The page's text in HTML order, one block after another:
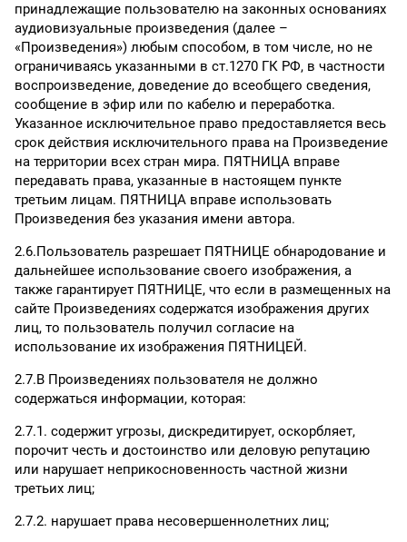
принадлежащие пользователю на законных основаниях
аудиовизуальные произведения (далее –
«Произведения») любым способом, в том числе, но не
ограничиваясь указанными в ст.1270 ГК РФ, в частности
воспроизведение, доведение до всеобщего сведения,
сообщение в эфир или по кабелю и переработка.
Указанное исключительное право предоставляется весь
срок действия исключительного права на Произведение
на территории всех стран мира. ПЯТНИЦА вправе
передавать права, указанные в настоящем пункте
третьим лицам. ПЯТНИЦА вправе использовать
Произведения без указания имени автора.
2.6.Пользователь разрешает ПЯТНИЦЕ обнародование и
дальнейшее использование своего изображения, а
также гарантирует ПЯТНИЦЕ, что если в размещенных на
сайте Произведениях содержатся изображения других
лиц, то пользователь получил согласие на
использование их изображения ПЯТНИЦЕЙ.
2.7.В Произведениях пользователя не должно
содержаться информации, которая:
2.7.1. содержит угрозы, дискредитирует, оскорбляет,
порочит честь и достоинство или деловую репутацию
или нарушает неприкосновенность частной жизни
третьих лиц;
2.7.2. нарушает права несовершеннолетних лиц;